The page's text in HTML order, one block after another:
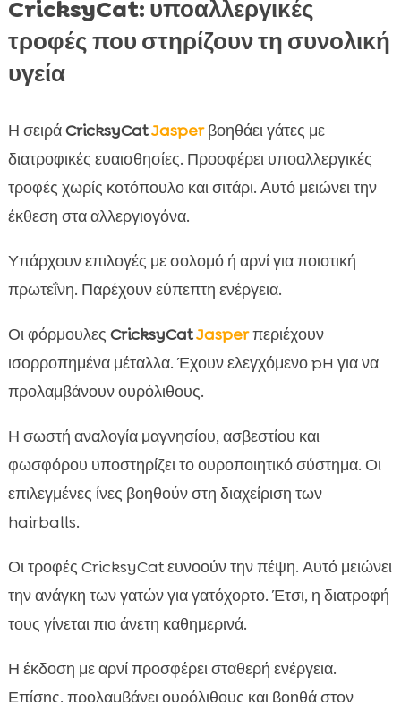
CricksyCat: υποαλλεργικές
τροφές που στηρίζουν τη συνολική
υγεία
Η σειράCricksyCatJasperβοηθάει γάτες με
διατροφικές ευαισθησίες. Προσφέρει υποαλλεργικές
τροφές χωρίς κοτόπουλο και σιτάρι. Αυτό μειώνει την
έκθεση στα αλλεργιογόνα.
Υπάρχουν επιλογές με σολομό ή αρνί για ποιοτική
πρωτεΐνη. Παρέχουν εύπεπτη ενέργεια.
Οι φόρμουλες CricksyCatJasperπεριέχουν
ισορροπημένα μέταλλα. Έχουν ελεγχόμενο pH για να
προλαμβάνουν ουρόλιθους.
Η σωστή αναλογία μαγνησίου, ασβεστίου και
φωσφόρου υποστηρίζει το ουροποιητικό σύστημα. Οι
επιλεγμένες ίνες βοηθούν στη διαχείριση των
hairballs.
Οι τροφές CricksyCat ευνοούν την πέψη. Αυτό μειώνει
την ανάγκη των γατών για γατόχορτο. Έτσι, η διατροφή
τους γίνεται πιο άνετη καθημερινά.
Η έκδοση με αρνί προσφέρει σταθερή ενέργεια.
Επίσης, προλαμβάνει ουρόλιθους και βοηθά στον